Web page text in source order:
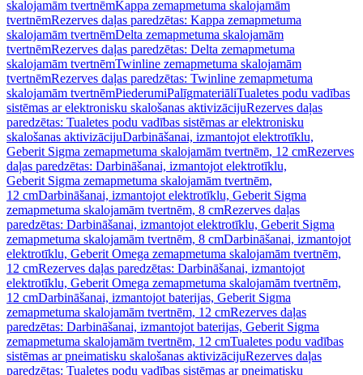
skalojamām tvertnēmKappa zemapmetuma skalojamām
tvertnēmRezerves daļas paredzētas: Kappa zemapmetuma
skalojamām tvertnēmDelta zemapmetuma skalojamām
tvertnēmRezerves daļas paredzētas: Delta zemapmetuma
skalojamām tvertnēmTwinline zemapmetuma skalojamām
tvertnēmRezerves daļas paredzētas: Twinline zemapmetuma
skalojamām tvertnēmPiederumiPalīgmateriāliTualetes podu vadības
sistēmas ar elektronisku skalošanas aktivizācijuRezerves daļas
paredzētas: Tualetes podu vadības sistēmas ar elektronisku
skalošanas aktivizācijuDarbināšanai, izmantojot elektrotīklu,
Geberit Sigma zemapmetuma skalojamām tvertnēm, 12 cmRezerves
daļas paredzētas: Darbināšanai, izmantojot elektrotīklu,
Geberit Sigma zemapmetuma skalojamām tvertnēm,
12 cmDarbināšanai, izmantojot elektrotīklu, Geberit Sigma
zemapmetuma skalojamām tvertnēm, 8 cmRezerves daļas
paredzētas: Darbināšanai, izmantojot elektrotīklu, Geberit Sigma
zemapmetuma skalojamām tvertnēm, 8 cmDarbināšanai, izmantojot
elektrotīklu, Geberit Omega zemapmetuma skalojamām tvertnēm,
12 cmRezerves daļas paredzētas: Darbināšanai, izmantojot
elektrotīklu, Geberit Omega zemapmetuma skalojamām tvertnēm,
12 cmDarbināšanai, izmantojot baterijas, Geberit Sigma
zemapmetuma skalojamām tvertnēm, 12 cmRezerves daļas
paredzētas: Darbināšanai, izmantojot baterijas, Geberit Sigma
zemapmetuma skalojamām tvertnēm, 12 cmTualetes podu vadības
sistēmas ar pneimatisku skalošanas aktivizācijuRezerves daļas
paredzētas: Tualetes podu vadības sistēmas ar pneimatisku